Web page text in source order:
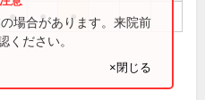
● ● ●
場合があります。来院前
ください。
×閉じる